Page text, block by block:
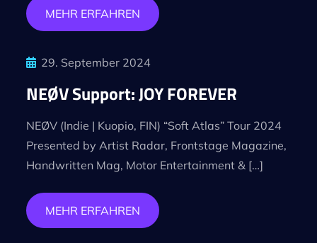
MEHR ERFAHREN
29. September 2024
NEØV Support: JOY FOREVER
NEØV (Indie | Kuopio, FIN) “Soft Atlas” Tour 2024
Presented by Artist Radar, Frontstage Magazine,
Handwritten Mag, Motor Entertainment & […]
MEHR ERFAHREN